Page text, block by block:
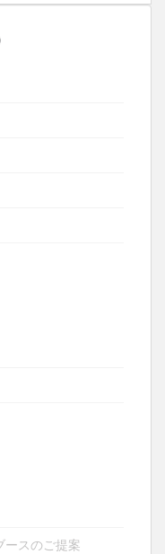
ースのご提案